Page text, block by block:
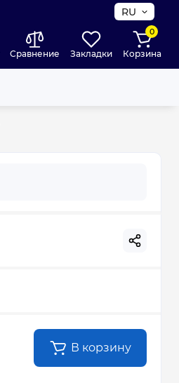
RU
Сравнение Закладки
0
Корзина
В корзину